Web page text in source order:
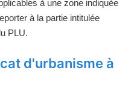
à une zone indiquée
à la partie intitulée
PLU.
d'urbanisme à